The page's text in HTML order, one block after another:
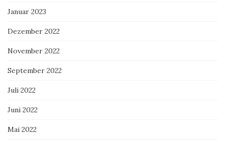
Januar 2023
Dezember 2022
November 2022
September 2022
Juli 2022
Juni 2022
Mai 2022